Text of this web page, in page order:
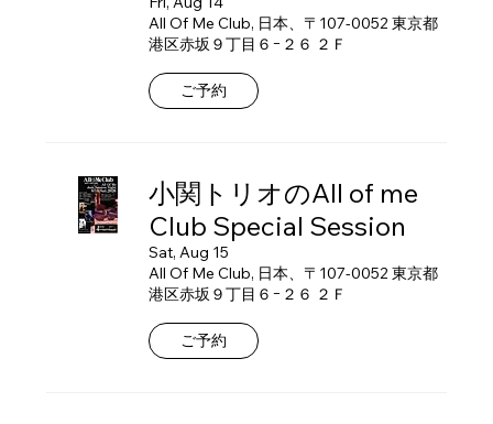
All Of Me Club, 日本、〒107-0052 東京都
港区赤坂９丁目６−２６ ２Ｆ
ご予約
小関トリオのAll of me
Club Special Session
Sat, Aug 15
All Of Me Club, 日本、〒107-0052 東京都
港区赤坂９丁目６−２６ ２Ｆ
ご予約